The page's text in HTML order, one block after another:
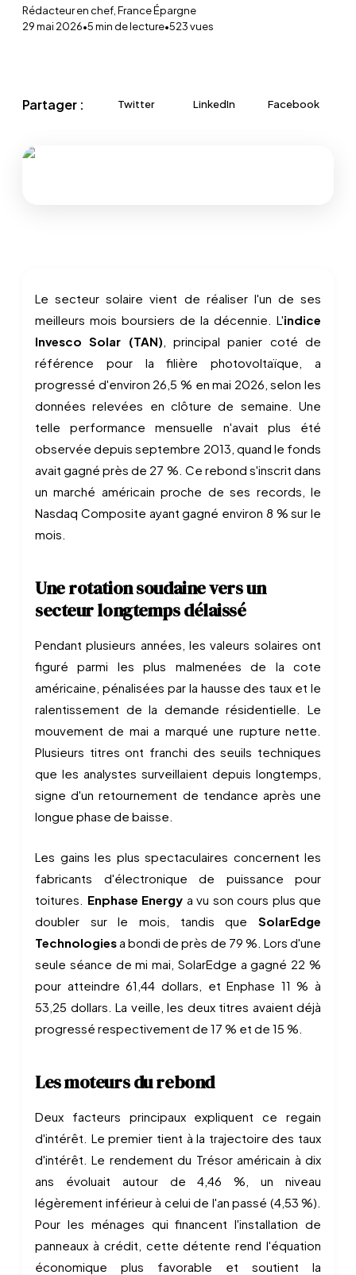
Rédacteur en chef, France Épargne
29 mai 2026•5min de lecture•523vues
Partager : Twitter LinkedIn Facebook
Le secteur solaire vient de réaliser l'un de ses
meilleurs mois boursiers de la décennie. L'indice
Invesco Solar (TAN), principal panier coté de
référence pour la filière photovoltaïque, a
progressé d'environ 26,5 % en mai 2026, selon les
données relevées en clôture de semaine. Une
telle performance mensuelle n'avait plus été
observée depuis septembre 2013, quand le fonds
avait gagné près de 27 %. Ce rebond s'inscrit dans
un marché américain proche de ses records, le
Nasdaq Composite ayant gagné environ 8 % sur le
mois.
Une rotation soudaine vers un
secteur longtemps délaissé
Pendant plusieurs années, les valeurs solaires ont
figuré parmi les plus malmenées de la cote
américaine, pénalisées par la hausse des taux et le
ralentissement de la demande résidentielle. Le
mouvement de mai a marqué une rupture nette.
Plusieurs titres ont franchi des seuils techniques
que les analystes surveillaient depuis longtemps,
signe d'un retournement de tendance après une
longue phase de baisse.
Les gains les plus spectaculaires concernent les
fabricants d'électronique de puissance pour
toitures. Enphase Energy a vu son cours plus que
doubler sur le mois, tandis que SolarEdge
Technologiesa bondi de près de 79 %. Lors d'une
seule séance de mi mai, SolarEdge a gagné 22 %
pour atteindre 61,44 dollars, et Enphase 11 % à
53,25 dollars. La veille, les deux titres avaient déjà
progressé respectivement de 17 % et de 15 %.
Les moteurs du rebond
Deux facteurs principaux expliquent ce regain
d'intérêt. Le premier tient à la trajectoire des taux
d'intérêt. Le rendement du Trésor américain à dix
ans évoluait autour de 4,46 %, un niveau
légèrement inférieur à celui de l'an passé (4,53 %).
Pour les ménages qui financent l'installation de
panneaux à crédit, cette détente rend l'équation
économique plus favorable et soutient la